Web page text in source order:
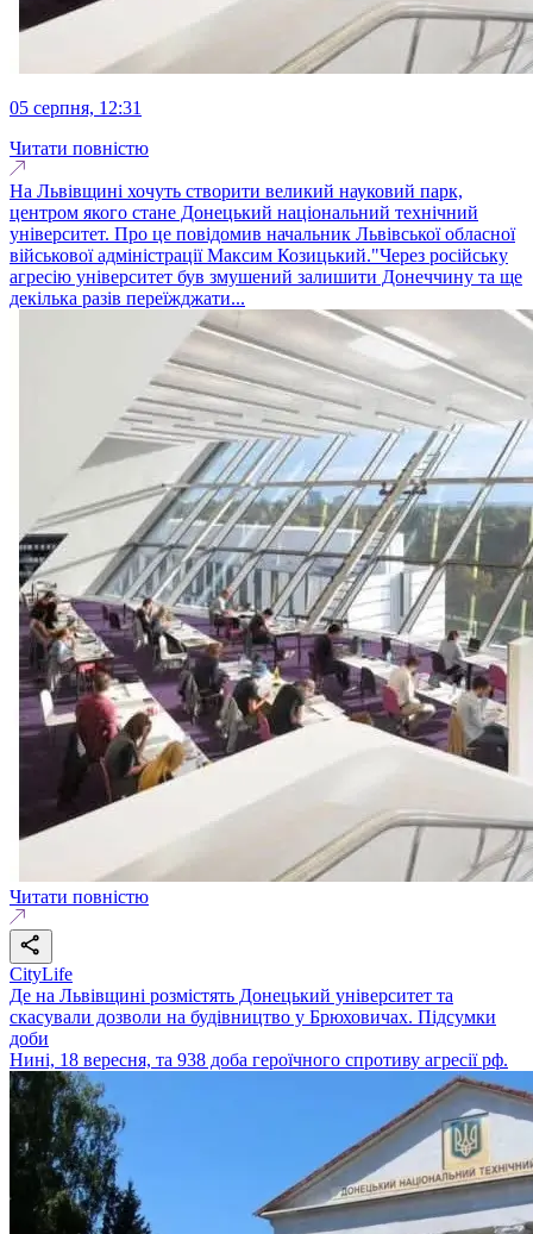
05 серпня, 12:31
Читати повністю
На Львівщині хочуть створити великий науковий парк,
центром якого стане Донецький національний технічний
університет. Про це повідомив начальник Львівської обласної
військової адміністрації Максим Козицький."Через рociйську
агресію університет був змушений залишити Донеччину та ще
декілька разів переїжджати...
Читати повністю
CityLife
Де на Львівщині розмістять Донецький університет та
скасували дозволи на будівництво у Брюховичах. Підсумки
доби
Нині, 18 вересня, та 938 доба героїчного спротиву агресії рф.